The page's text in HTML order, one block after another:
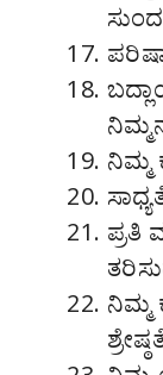
ನಿಮ್ಮ
ಪ್ರತಿ
ನಿಮ್ಮ